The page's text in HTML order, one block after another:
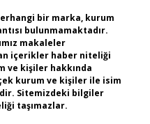
bir marka, kurum
bulunmamaktadır.
makaleler
içerikler haber niteliği
ve kişiler hakkında
kurum ve kişiler ile isim
Sitemizdeki bilgiler
taşımazlar.